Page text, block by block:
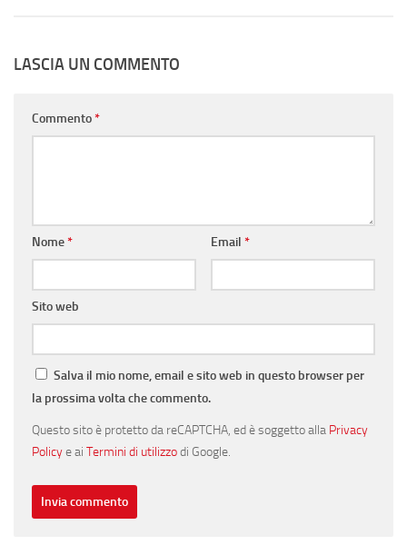
LASCIA UN COMMENTO
Commento*
Nome* Email *
Sito web
Salva il mio nome, email e sito web in questo browser per
la prossima volta che commento.
Questo sito è protetto da reCAPTCHA, ed è soggetto alla Privacy
Policye ai Termini di utilizzodi Google.